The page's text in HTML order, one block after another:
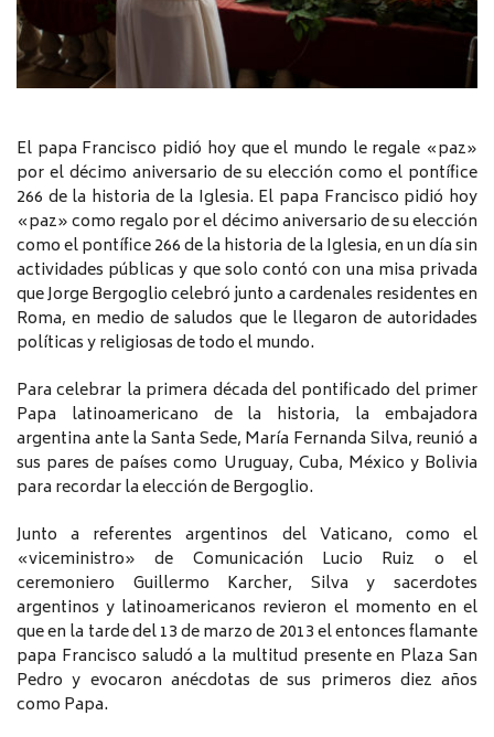
El papa Francisco pidió hoy que el mundo le regale «paz»
por el décimo aniversario de su elección como el pontífice
266 de la historia de la Iglesia. El papa Francisco pidió hoy
«paz» como regalo por el décimo aniversario de su elección
como el pontífice 266 de la historia de la Iglesia, en un día sin
actividades públicas y que solo contó con una misa privada
que Jorge Bergoglio celebró junto a cardenales residentes en
Roma, en medio de saludos que le llegaron de autoridades
políticas y religiosas de todo el mundo.
Para celebrar la primera década del pontificado del primer
Papa latinoamericano de la historia, la embajadora
argentina ante la Santa Sede, María Fernanda Silva, reunió a
sus pares de países como Uruguay, Cuba, México y Bolivia
para recordar la elección de Bergoglio.
Junto a referentes argentinos del Vaticano, como el
«viceministro» de Comunicación Lucio Ruiz o el
ceremoniero Guillermo Karcher, Silva y sacerdotes
argentinos y latinoamericanos revieron el momento en el
que en la tarde del 13 de marzo de 2013 el entonces flamante
papa Francisco saludó a la multitud presente en Plaza San
Pedro y evocaron anécdotas de sus primeros diez años
como Papa.